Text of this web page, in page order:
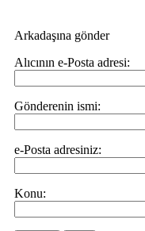
Arkadaşına gönder
Alıcının e-Posta adresi:
Gönderenin ismi:
e-Posta adresiniz:
Konu: